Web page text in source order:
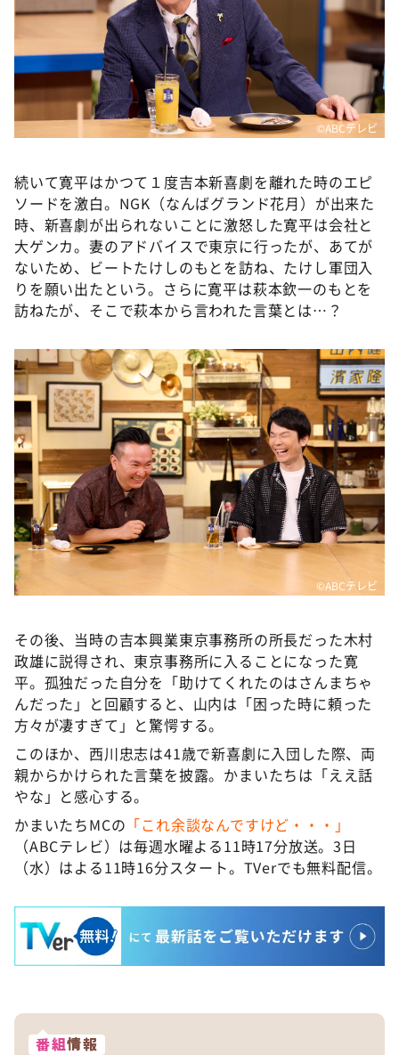
©ABCテレビ
続いて寛平はかつて１度吉本新喜劇を離れた時のエピ
ソードを激白。NGK（なんばグランド花月）が出来た
時、新喜劇が出られないことに激怒した寛平は会社と
大ゲンカ。妻のアドバイスで東京に行ったが、あてが
ないため、ビートたけしのもとを訪ね、たけし軍団入
りを願い出たという。さらに寛平は萩本欽一のもとを
訪ねたが、そこで萩本から言われた言葉とは…？
©ABCテレビ
その後、当時の吉本興業東京事務所の所長だった木村
政雄に説得され、東京事務所に入ることになった寛
平。孤独だった自分を「助けてくれたのはさんまちゃ
んだった」と回顧すると、山内は「困った時に頼った
方々が凄すぎて」と驚愕する。
このほか、西川忠志は41歳で新喜劇に入団した際、両
親からかけられた言葉を披露。かまいたちは「ええ話
やな」と感心する。
かまいたちMCの 「これ余談なんですけど・・・」
（ABCテレビ）は毎週水曜よる11時17分放送。3日
（水）はよる11時16分スタート。TVerでも無料配信。
番組情報